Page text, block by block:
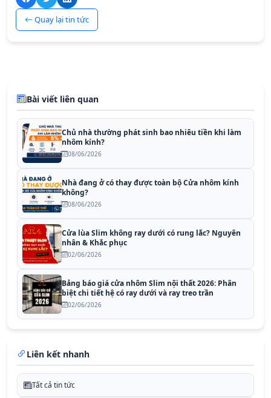
Quay lại tin tức
Bài viết liên quan
Chủ nhà thường phát sinh bao nhiêu tiền khi làm
nhôm kính?
08/06/2026
Nhà đang ở có thay được toàn bộ Cửa nhôm kính
không?
08/06/2026
Cửa lùa Slim không ray dưới có rung lắc? Nguyên
nhân & Khắc phục
02/06/2026
Bảng báo giá cửa nhôm Slim nội thất 2026: Phân
biệt chi tiết hệ có ray dưới và ray treo trần
02/06/2026
Liên kết nhanh
Tất cả tin tức